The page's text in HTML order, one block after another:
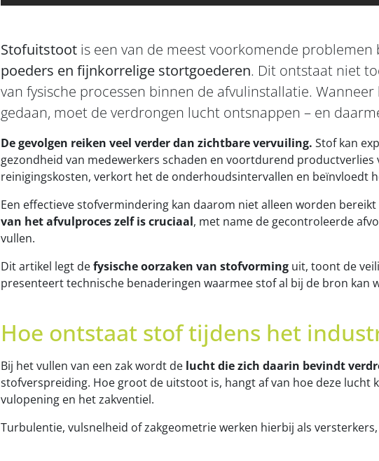
Stofuitstoot is een van de meest voorkomende problemen
poeders en fijnkorrelige stortgoederen. Dit ontstaat niet
van fysische processen binnen de afvulinstallatie.
gedaan, moet de verdrongen lucht ontsnappen – en
De gevolgen reiken veel verder dan zichtbare vervuiling. Stof kan
gezondheid van medewerkers schaden en voortdurend
reinigingskosten, verkort het de onderhoudsintervallen en beïnvloedt
Een effectieve stofvermindering kan daarom niet alleen worden
van het afvulproces zelf is cruciaal, met name de gecontroleerde
vullen.
Dit artikel legt defysische oorzaken van stofvorming uit, toont de
presenteert technische benaderingen waarmee stof al bij de bron kan
Hoe ontstaat stof tijdens het
Bij het vullen van een zak wordt de lucht die zich daarin bevindt
stofverspreiding. Hoe groot de uitstoot is, hangt af van hoe deze lucht
vulopening en het zakventiel.
Turbulentie, vulsnelheid of zakgeometrie werken hierbij als